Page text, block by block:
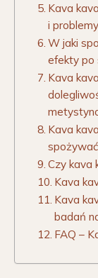
Kava
i
W jaki
efekty po
Kava
Kava
Czy kava
Kava
Kava
badań
FAQ –